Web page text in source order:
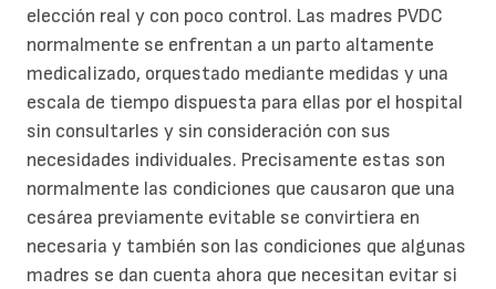
elección real y con poco control. Las madres PVDC
normalmente se enfrentan a un parto altamente
medicalizado, orquestado mediante medidas y una
escala de tiempo dispuesta para ellas por el hospital
sin consultarles y sin consideración con sus
necesidades individuales. Precisamente estas son
normalmente las condiciones que causaron que una
cesárea previamente evitable se convirtiera en
necesaria y también son las condiciones que algunas
madres se dan cuenta ahora que necesitan evitar si